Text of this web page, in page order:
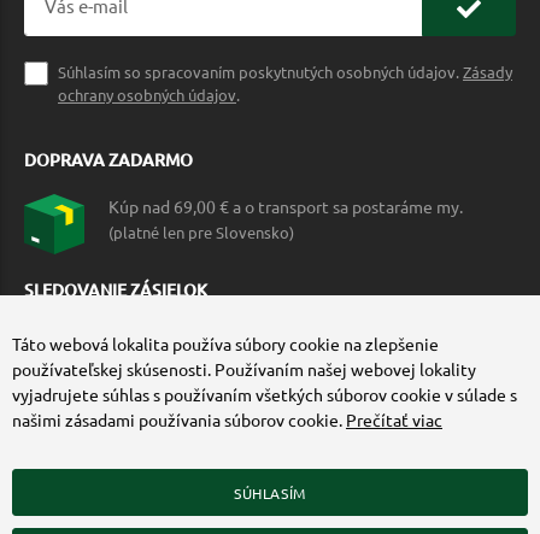
Súhlasím so spracovaním poskytnutých osobných údajov.Zásady
ochrany osobných údajov.
DOPRAVA ZADARMO
Kúp nad 69,00 € a o transport sa postaráme my.
(platné len pre Slovensko)
SLEDOVANIE ZÁSIELOK
ZÍSKAJTE VIAC O COMMANDO.SK
Táto webová lokalita používa súbory cookie na zlepšenie
používateľskej skúsenosti. Používaním našej webovej lokality
vyjadrujete súhlas s používaním všetkých súborov cookie v súlade s
našimi zásadami používania súborov cookie. Prečítať viac
SÚHLASÍM